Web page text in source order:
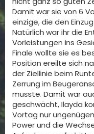
Damit war sie von 6
einzige, die den
Natürlich war ihr die
Vorleistungen ins
Finale wollte sie es
Position ereilte sich
der Ziellinie beim
Zerrung im
musste. Damit war
geschwächt, Ilayda
Vortag nur
Power und die